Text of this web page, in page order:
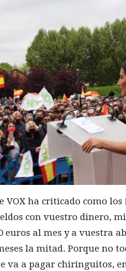
ha criticado como
con vuestro dinero,
euros al mes y a vuestra
la mitad. Porque no
va a pagar chiringuitos,